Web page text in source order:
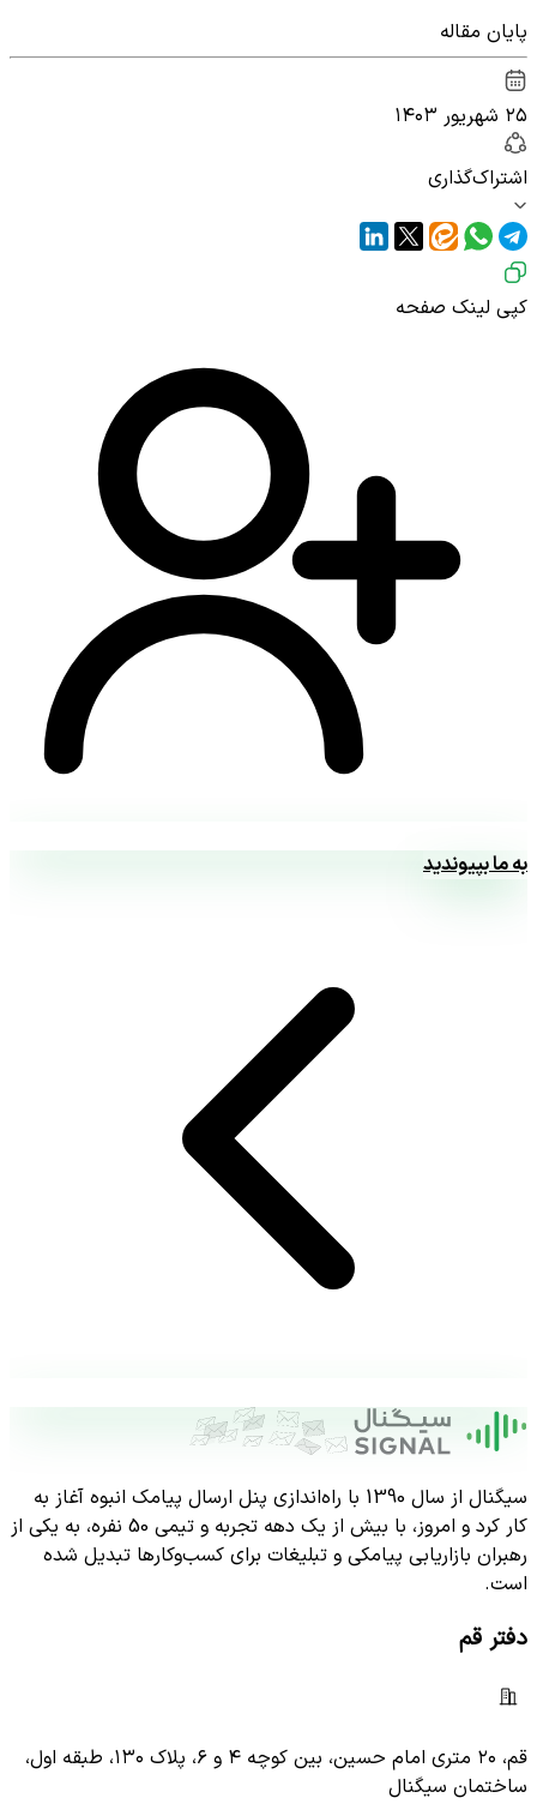
پایان مقاله
۲۵ شهریور ۱۴۰۳
اشتراک‌گذاری
کپی لینک صفحه
به ما بپیوندید
سیگنال از سال 1390 با راه‌اندازی پنل ارسال پیامک انبوه آغاز به
کار کرد و امروز، با بیش از یک دهه تجربه و تیمی 50 نفره، به یکی از
رهبران بازاریابی پیامکی و تبلیغات برای کسب‌وکارها تبدیل شده
است.
دفتر قم
قم، ۲۰ متری امام حسین، بین کوچه ۴ و ۶، پلاک ۱۳۰، طبقه اول،
ساختمان سیگنال